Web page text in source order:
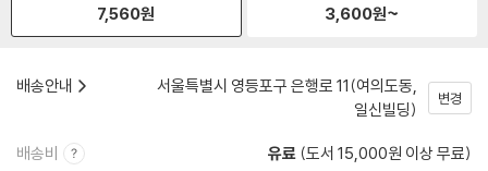
7,560원 3,600원~
배송안내
서울특별시 영등포구 은행로 11(여의도동,
일신빌딩)
변경
배송비 유료 (도서 15,000원 이상 무료)